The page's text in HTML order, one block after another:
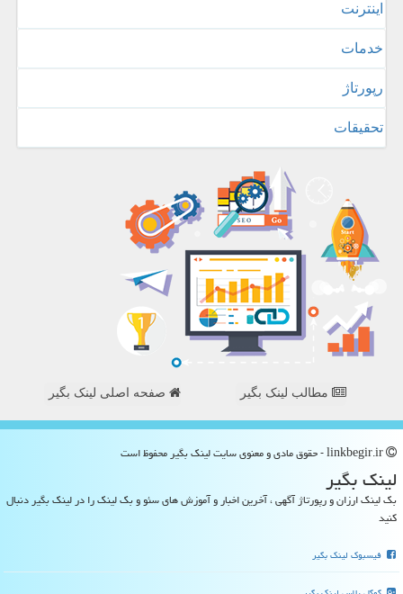
اینترنت
خدمات
رپورتاژ
تحقیقات
مطالب لینک بگیر صفحه اصلی لینک بگیر
لینك بگیر
بک لینک ارزان و رپورتاژ آگهی ، آخرین اخبار و آموزش های سئو و بک لینک را در لینک بگیر دنبال
کنید
فیسبوک لینک بگیر